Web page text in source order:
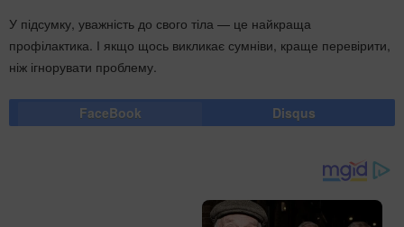
У підсумку, уважність до свого тіла — це найкраща
профілактика. І якщо щось викликає сумніви, краще перевірити,
ніж ігнорувати проблему.
FaceBook Disqus